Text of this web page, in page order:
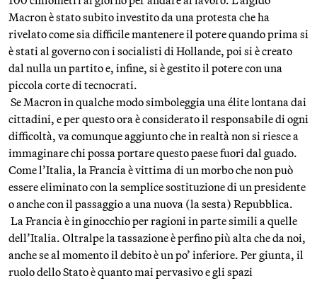
Macron è stato subito investito da una protesta che ha
rivelato come sia difficile mantenere il potere quando prima si
è stati al governo con i socialisti di Hollande, poi si è creato
dal nulla un partito e, infine, si è gestito il potere con una
piccola corte di tecnocrati.
Se Macron in qualche modo simboleggia una élite lontana dai
cittadini, e per questo ora è considerato il responsabile di ogni
difficoltà, va comunque aggiunto che in realtà non si riesce a
immaginare chi possa portare questo paese fuori dal guado.
Come l’Italia, la Francia è vittima di un morbo che non può
essere eliminato con la semplice sostituzione di un presidente
o anche con il passaggio a una nuova (la sesta) Repubblica.
La Francia è in ginocchio per ragioni in parte simili a quelle
dell’Italia. Oltralpe la tassazione è perfino più alta che da noi,
anche se al momento il debito è un po’ inferiore. Per giunta, il
ruolo dello Stato è quanto mai pervasivo e gli spazi